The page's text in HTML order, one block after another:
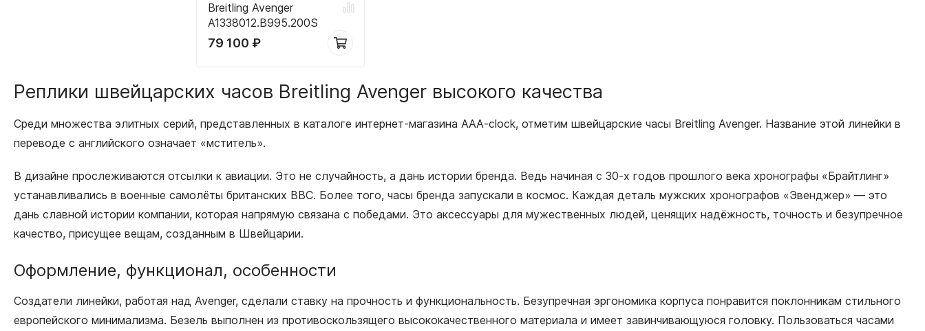
Breitling Avenger
A1338012.B995.200S
79 100 ₽
Реплики швейцарских часов Breitling Avenger высокого качества
Среди множества элитных серий, представленных в каталоге интернет-магазина AAA-clock, отметим швейцарские часы Breitling Avenger. Название этой линейки в
переводе с английского означает «мститель».
В дизайне прослеживаются отсылки к авиации. Это не случайность, а дань истории бренда. Ведь начиная с 30-х годов прошлого века хронографы «Брайтлинг»
устанавливались в военные самолёты британских ВВС. Более того, часы бренда запускали в космос. Каждая деталь мужских хронографов «Эвенджер» — это
дань славной истории компании, которая напрямую связана с победами. Это аксессуары для мужественных людей, ценящих надёжность, точность и безупречное
качество, присущее вещам, созданным в Швейцарии.
Оформление, функционал, особенности
Создатели линейки, работая над Avenger, сделали ставку на прочность и функциональность. Безупречная эргономика корпуса понравится поклонникам стильного
европейского минимализма. Безель выполнен из противоскользящего высококачественного материала и имеет завинчивающуюся головку. Пользоваться часами